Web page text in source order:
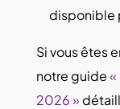
disponible
Si vous êtes
notre guide«
2026 »